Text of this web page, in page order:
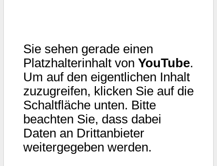
Sie sehen gerade einen
Platzhalterinhalt von YouTube.
Um auf den eigentlichen Inhalt
zuzugreifen, klicken Sie auf die
Schaltfläche unten. Bitte
beachten Sie, dass dabei
Daten an Drittanbieter
weitergegeben werden.